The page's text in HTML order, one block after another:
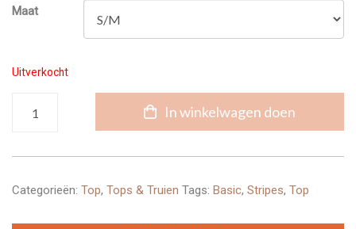
Maat
Uitverkocht
In winkelwagen doen
Categorieën: Top, Tops & Truien Tags: Basic, Stripes, Top